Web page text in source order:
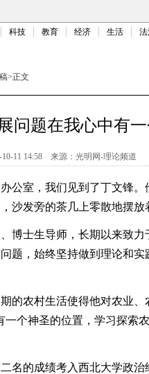
科技 教育 经济 生活
>正文
问题在我心中有
10-11 14:58 来源： 光明网-理论频道
室，我们见到了丁文锋。
沙发旁的茶几上零散地摆
士生导师，长期以来致力
题，始终坚持做到理论和
农村生活使得他对农业、
一个神圣的位置，学习探索
的成绩考入西北大学政治